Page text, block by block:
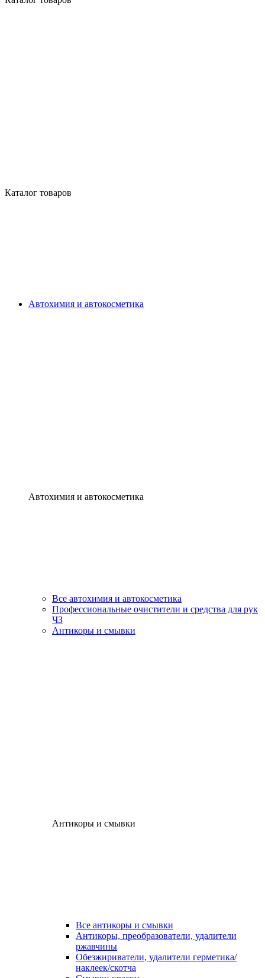
Каталог товаров
Автохимия и автокосметика
Автохимия и автокосметика
Все автохимия и автокосметика
Профессиональные очистители и средства для рук
ЧЗ
Антикоры и смывки
Антикоры и смывки
Все антикоры и смывки
Антикоры, преобразователи, удалители
ржавчины
Обезжириватели, удалители герметика/
наклеек/скотча